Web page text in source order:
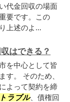
代金回収の場面
要です。この
上述のよ...
はできる？
を中心として皆
す。 そのため、
よって契約を締
トラブル、債権回